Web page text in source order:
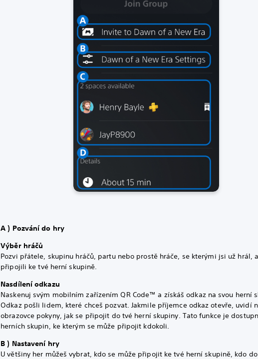
A ) Pozvání do hry
Výběr hráčů
Pozvi přátele, skupinu hráčů, partu nebo prostě hráče, se kterými jsi už hrál,
připojili ke tvé herní skupině.
Nasdílení odkazu
Naskenuj svým mobilním zařízením QR Code™ a získáš odkaz na svou herní
Odkaz pošli lidem, které chceš pozvat. Jakmile příjemce odkaz otevře, uvidí
obrazovce pokyny, jak se připojit do tvé herní skupiny. Tato funkce je
herních skupin, ke kterým se může připojit kdokoli.
B ) Nastavení hry
U většiny her můžeš vybrat, kdo se může připojit ke tvé herní skupině, kdo